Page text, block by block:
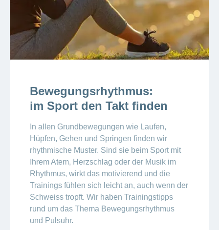
Bewegungsrhythmus:
im Sport den Takt finden
In allen Grundbewegungen wie Laufen,
Hüpfen, Gehen und Springen finden wir
rhythmische Muster. Sind sie beim Sport mit
Ihrem Atem, Herzschlag oder der Musik im
Rhythmus, wirkt das motivierend und die
Trainings fühlen sich leicht an, auch wenn der
Schweiss tropft. Wir haben Trainingstipps
rund um das Thema Bewegungsrhythmus
und Pulsuhr.